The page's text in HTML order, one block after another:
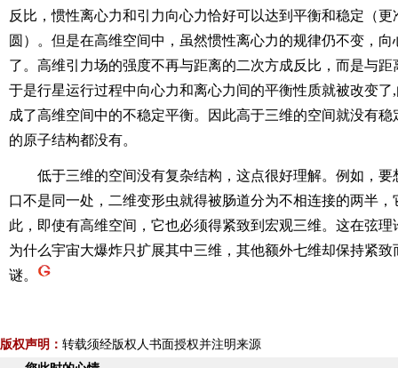
反比，惯性离心力和引力向心力恰好可以达到平衡和稳定（
圆）。但是在高维空间中，虽然惯性离心力的规律仍不变，
了。高维引力场的强度不再与距离的二次方成反比，而是与
于是行星运行过程中向心力和离心力间的平衡性质就被改变
成了高维空间中的不稳定平衡。因此高于三维的空间就没有
的原子结构都没有。
低于三维的空间没有复杂结构，这点很好理解。例如，要
口不是同一处，二维变形虫就得被肠道分为不相连接的两半
此，即使有高维空间，它也必须得紧致到宏观三维。这在弦
为什么宇宙大爆炸只扩展其中三维，其他额外七维却保持紧
谜。
版权声明： 转载须经版权人书面授权并注明来源